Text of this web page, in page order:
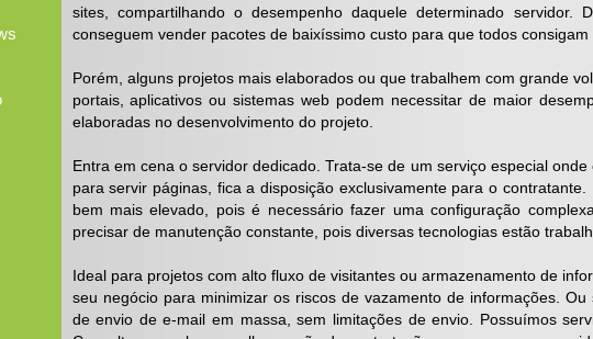
sites, compartilhando o desempenho daquele determinado servidor.
conseguem vender pacotes de baixíssimo custo para que todos consigam
Porém, alguns projetos mais elaborados ou que trabalhem com grande
portais, aplicativos ou sistemas web podem necessitar de maior
elaboradas no desenvolvimento do projeto.
Entra em cena o servidor dedicado. Trata-se de um serviço especial
para servir páginas, fica a disposição exclusivamente para o
bem mais elevado, pois é necessário fazer uma configuração
precisar de manutenção constante, pois diversas tecnologias estão
Ideal para projetos com alto fluxo de visitantes ou armazenamento de
seu negócio para minimizar os riscos de vazamento de informações.
de envio de e-mail em massa, sem limitações de envio. Possuímos